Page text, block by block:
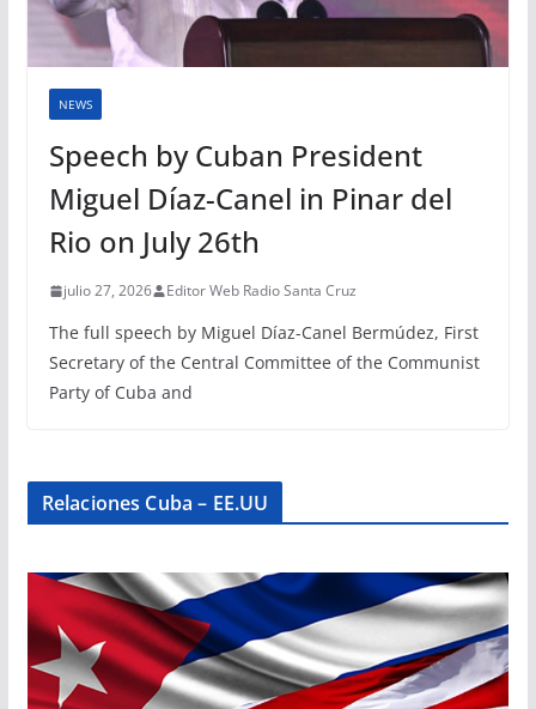
NEWS
Speech by Cuban President
Miguel Díaz-Canel in Pinar del
Rio on July 26th
julio 27, 2026 Editor Web Radio Santa Cruz
The full speech by Miguel Díaz-Canel Bermúdez, First
Secretary of the Central Committee of the Communist
Party of Cuba and
Relaciones Cuba – EE.UU